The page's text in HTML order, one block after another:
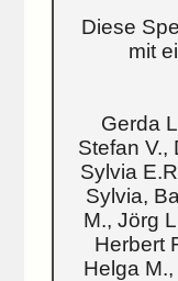
Diese
mit
Gerda
Stefan V.,
Sylvia
Sylvia,
M., Jörg
Herbert
Helga